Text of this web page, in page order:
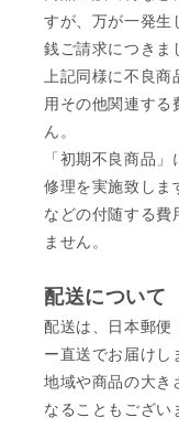
すが、万が一発生
銭ご請求につきま
上記同様に不良商
用その他関連する
ん。
「初期不良商品
修理を実施致しま
などの付随する費
ません。
配送について
配送は、日本郵便
ー直送でお届けし
地域や商品の大き
なることもござい